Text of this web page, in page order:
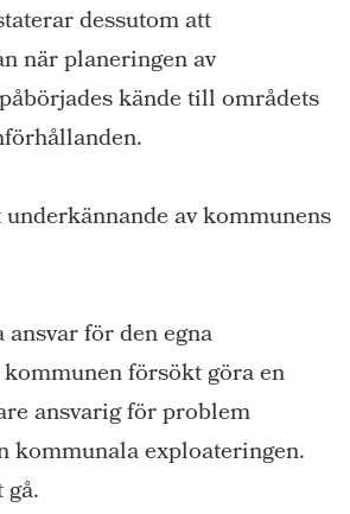
dessutom att
när planeringen av
kände till områdets
av kommunens
för den egna
försökt göra en
ansvarig för problem
kommunala exploateringen.